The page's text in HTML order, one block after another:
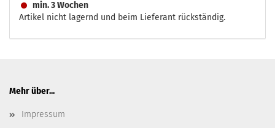
min. 3 Wochen
Artikel nicht lagernd und beim Lieferant rückständig.
Mehr über...
Impressum